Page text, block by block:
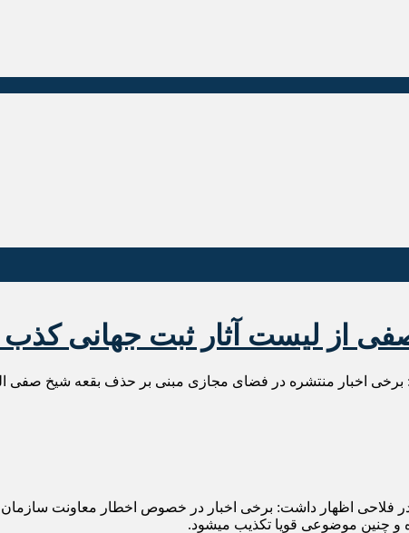
از لیست آثار ثبت جهانی
برخی اخبار منتشره در فضای مجازی مبنی بر حذف بقعه شیخ صفی
فلاحی اظهار داشت: برخی اخبار در خصوص اخطار معاونت
و چنین موضوعی قویا تکذیب میشود.